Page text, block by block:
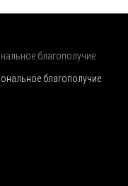
благополучие
благополучие